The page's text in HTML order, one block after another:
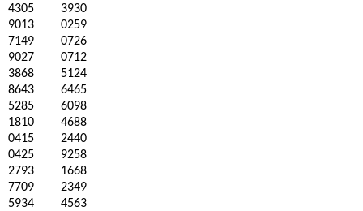
4305
3930
9013
0259
7149
0726
9027
0712
3868
5124
8643
6465
5285
6098
1810
4688
0415
2440
0425
9258
2793
1668
7709
2349
5934
4563